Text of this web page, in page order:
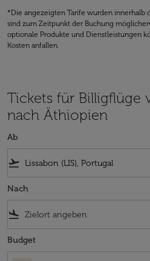
*Die angezeigten Tarife wurden innerhalb
sind zum Zeitpunkt der Buchung
optionale Produkte und Dienstleistungen
Kosten anfallen.
Tickets für Billigflüge
nach Äthiopien
Ab
flight_takeoff
Nach
flight_land
Budget